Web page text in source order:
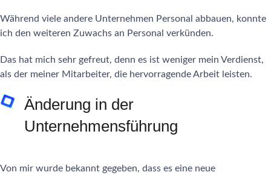
Während viele andere Unternehmen Personal abbauen, konnte
ich den weiteren Zuwachs an Personal verkünden.
Das hat mich sehr gefreut, denn es ist weniger mein Verdienst,
als der meiner Mitarbeiter, die hervorragende Arbeit leisten.
Änderung in der
Unternehmensführung
Von mir wurde bekannt gegeben, dass es eine neue